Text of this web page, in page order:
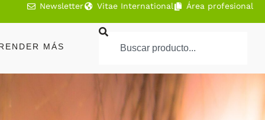
Newsletter Vitae International Área profesional
MÁS